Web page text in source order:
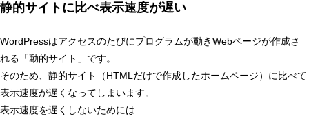
静的サイトに比べ表示速度が遅い
WordPressはアクセスのたびにプログラムが動きWebページが作成さ
れる「動的サイト」です。
そのため、静的サイト（HTMLだけで作成したホームページ）に比べて
表示速度が遅くなってしまいます。
表示速度を遅くしないためには